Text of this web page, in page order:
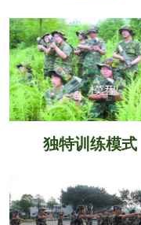
独特训练模式